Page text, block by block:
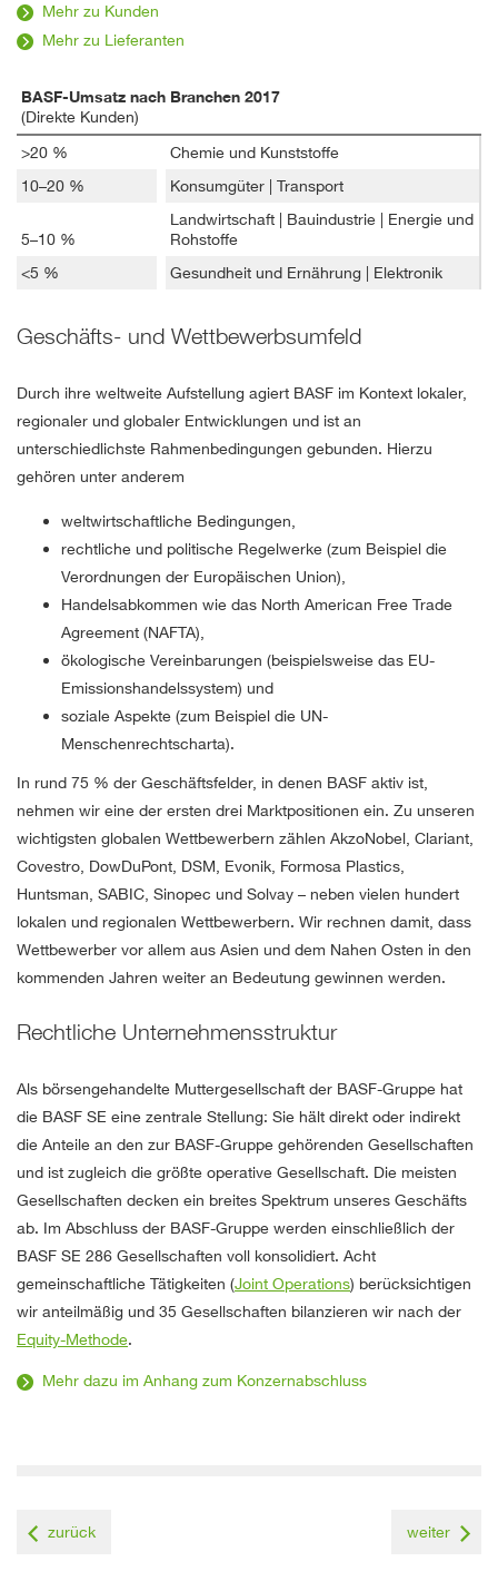
Mehr zu Kunden
Mehr zu Lieferanten
BASF-Umsatz nach Branchen 2017
(Direkte Kunden)
>20 %
Chemie und Kunststoffe
10–20 %
Konsumgüter | Transport
5–10 %
Landwirtschaft | Bauindustrie | Energie und
Rohstoffe
<5 %
Gesundheit und Ernährung | Elektronik
Geschäfts- und Wettbewerbsumfeld
Durch ihre weltweite Aufstellung agiert BASF im Kontext lokaler,
regionaler und globaler Entwicklungen und ist an
unterschiedlichste Rahmenbedingungen gebunden. Hierzu
gehören unter anderem
weltwirtschaftliche Bedingungen,
rechtliche und politische Regelwerke (zum Beispiel die
Verordnungen der Europäischen Union),
Handelsabkommen wie das North American Free Trade
Agreement (NAFTA),
ökologische Vereinbarungen (beispielsweise das EU-
Emissionshandelssystem) und
soziale Aspekte (zum Beispiel die UN-
Menschenrechtscharta).
In rund 75 % der Geschäftsfelder, in denen BASF aktiv ist,
nehmen wir eine der ersten drei Marktpositionen ein. Zu unseren
wichtigsten globalen Wettbewerbern zählen AkzoNobel, Clariant,
Covestro, DowDuPont, DSM, Evonik, Formosa Plastics,
Huntsman, SABIC, Sinopec und Solvay – neben vielen hundert
lokalen und regionalen Wettbewerbern. Wir rechnen damit, dass
Wettbewerber vor allem aus Asien und dem Nahen Osten in den
kommenden Jahren weiter an Bedeutung gewinnen werden.
Rechtliche Unternehmensstruktur
Als börsengehandelte Muttergesellschaft der BASF-Gruppe hat
die BASF SE eine zentrale Stellung: Sie hält direkt oder indirekt
die Anteile an den zur BASF-Gruppe gehörenden Gesellschaften
und ist zugleich die größte operative Gesellschaft. Die meisten
Gesellschaften decken ein breites Spektrum unseres Geschäfts
ab. Im Abschluss der BASF-Gruppe werden einschließlich der
BASF SE 286 Gesellschaften voll konsolidiert. Acht
gemeinschaftliche Tätigkeiten (Joint Operations) berücksichtigen
wir anteilmäßig und 35 Gesellschaften bilanzieren wir nach der
Equity-Methode.
Mehr dazu im Anhang zum Konzernabschluss
zurück weiter